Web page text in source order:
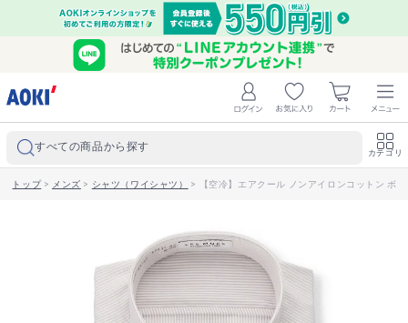
すべての商品から探す カテゴリ
トップ> メンズ > シャツ（ワイシャツ） > 【空冷】エアクール ノンアイロンコットン ボ